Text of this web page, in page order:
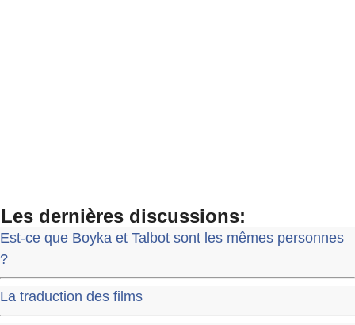
Les dernières discussions:
Est-ce que Boyka et Talbot sont les mêmes personnes
?
La traduction des films